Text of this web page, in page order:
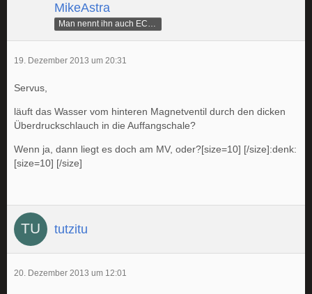
MikeAstra
Man nennt ihn auch ECAMike
19. Dezember 2013 um 20:31
Servus,
läuft das Wasser vom hinteren Magnetventil durch den dicken
Überdruckschlauch in die Auffangschale?
Wenn ja, dann liegt es doch am MV, oder?[size=10] [/size]:denk:
[size=10] [/size]
tutzitu
20. Dezember 2013 um 12:01